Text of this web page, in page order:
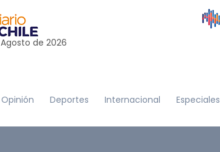
Agosto de 2026
Opinión Deportes Internacional Especiales